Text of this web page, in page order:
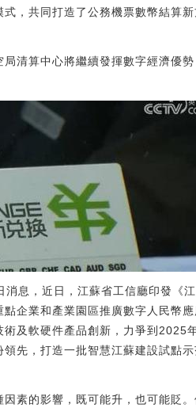
，共同打造了公務機票數幣結算
清算中心將繼續發揮數字經濟優
息，近日，江蘇省工信廳印發《
企業和產業園區推廣數字人民幣
及軟硬件產品創新，力爭到2025
先，打造一批智慧江蘇建設試點
素的影響，既可能升，也可能貶